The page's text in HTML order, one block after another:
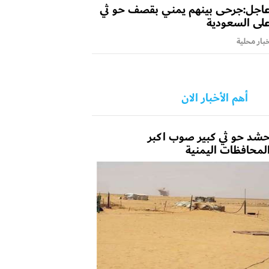
بينهم يمني بقصف حو ثي
السعودية
محلية
أهم الأخبار الان
حو ثي كبير صوب اكبر
المحافظات اليمنية